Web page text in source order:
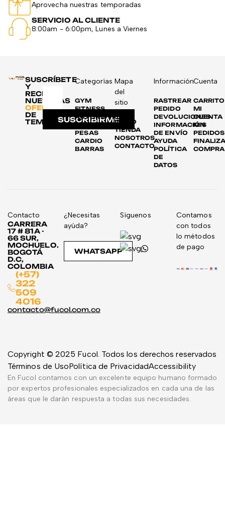
Aprovecha nuestras temporadas
SERVICIO AL CLIENTE
8:00am - 6:00pm, Lunes a Viernes
SUSCRÍBETE
Y
RECIBE
NUESTRAS
OFERTAS
DE
TEMPORADASUSCRIBIRME
Categorías
GYM
FITNESS
AUTOMOTRIZ
DISCOS
PESAS
CARDIO
BARRAS
Mapa
del
sitio
INICIO
TIENDA
NOSOTROS
CONTACTO
Información
RASTREAR
PEDIDO
DEVOLUCIONES
INFORMACIÓN
DE ENVÍO
AYUDA
POLÍTICA
DE
DATOS
Cuenta
CARRITO
MI
CUENTA
MIS
PEDIDOS
COMPRA
Contacto
CARRERA
17 # 81A -
66 SUR,
MOCHUELO.
BOGOTÁ
D.C,
COLOMBIA
(+57)
322
509
4016
contacto@fucol.com.co
¿Necesitas
ayúda?
WHATSAPP
Síguenos
Contamos
con todos
lo métodos
de pago
Copyright © 2025 Fucol. Todos los derechos reservados
Términos de UsoPolítica de PrivacidadAccessibility
En Fucol contamos con un excelente equipo humano formado
por expertos profesionales especializados en cada una de las
áreas que le darán respuesta a todas sus necesidades.